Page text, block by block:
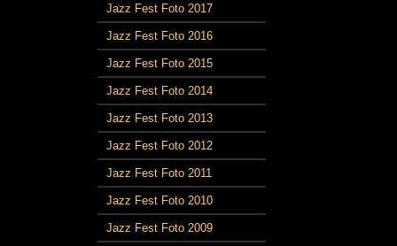
Jazz Fest Foto 2017
Jazz Fest Foto 2016
Jazz Fest Foto 2015
Jazz Fest Foto 2014
Jazz Fest Foto 2013
Jazz Fest Foto 2012
Jazz Fest Foto 2011
Jazz Fest Foto 2010
Jazz Fest Foto 2009